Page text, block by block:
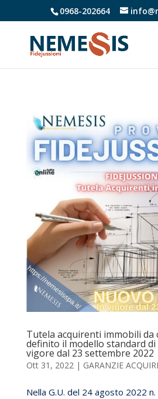
0968-202664
Tutela acquirenti immobili da
definito il modello standard
vigore dal 23 settembre 2022
Ott 31, 2022| GARANZIE
Nella G.U. del 24 agosto 2022